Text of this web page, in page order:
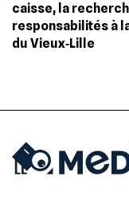
caisse, la
responsabilités à
du Vieux‐Lille